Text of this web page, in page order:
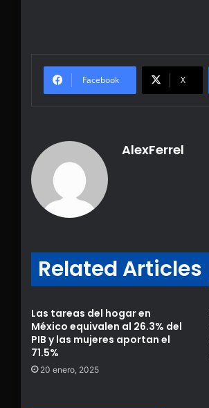
Facebook X
AlexFerrel
Related Articles
Las tareas del hogar en
México equivalen al 26.3% del
PIB y las mujeres aportan el
71.5%
20 enero, 2025